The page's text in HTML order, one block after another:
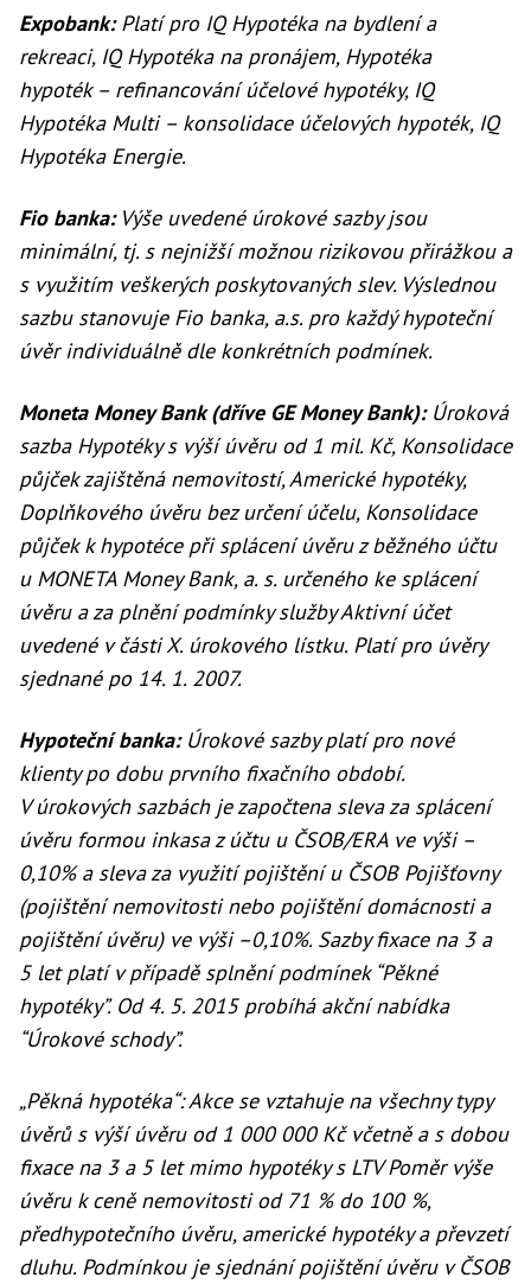
Expobank:Platí pro IQ Hypotéka na bydlení a
rekreaci, IQ Hypotéka na pronájem, Hypotéka
hypoték – refinancování účelové hypotéky, IQ
Hypotéka Multi – konsolidace účelových hypoték, IQ
Hypotéka Energie.
Fio banka:Výše uvedené úrokové sazby jsou
minimální, tj. s nejnižší možnou rizikovou přirážkou a
s využitím veškerých poskytovaných slev. Výslednou
sazbu stanovuje Fio banka, a.s. pro každý hypoteční
úvěr individuálně dle konkrétních podmínek.
Moneta Money Bank (dříve GE Money Bank):Úroková
sazba Hypotéky s výší úvěru od 1 mil. Kč, Konsolidace
půjček zajištěná nemovitostí, Americké hypotéky,
Doplňkového úvěru bez určení účelu, Konsolidace
půjček k hypotéce při splácení úvěru z běžného účtu
u MONETA Money Bank, a. s. určeného ke splácení
úvěru a za plnění podmínky služby Aktivní účet
uvedené v části X. úrokového lístku. Platí pro úvěry
sjednané po 14. 1. 2007.
Hypoteční banka:Úrokové sazby platí pro nové
klienty po dobu prvního fixačního období.
V úrokových sazbách je započtena sleva za splácení
úvěru formou inkasa z účtu u ČSOB/ERA ve výši –
0,10% a sleva za využití pojištění u ČSOB Pojišťovny
(pojištění nemovitosti nebo pojištění domácnosti a
pojištění úvěru) ve výši –0,10%. Sazby fixace na 3 a
5 let platí v případě splnění podmínek “Pěkné
hypotéky”. Od 4. 5. 2015 probíhá akční nabídka
“Úrokové schody”.
„Pěkná hypotéka“: Akce se vztahuje na všechny typy
úvěrů s výší úvěru od 1 000 000 Kč včetně a s dobou
fixace na 3 a 5 let mimo hypotéky s LTV Poměr výše
úvěru k ceně nemovitosti od 71 % do 100 %,
předhypotečního úvěru, americké hypotéky a převzetí
dluhu. Podmínkou je sjednání pojištění úvěru v ČSOB